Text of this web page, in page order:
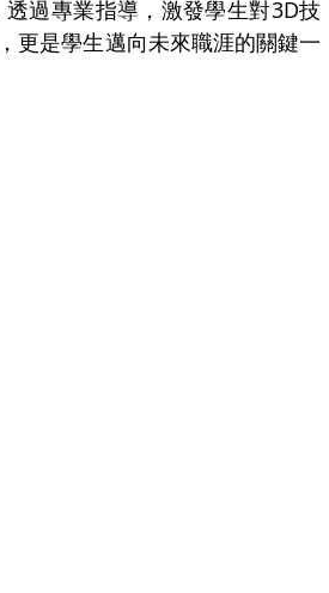
過專業指導，激發學生對3D技
更是學生邁向未來職涯的關鍵一